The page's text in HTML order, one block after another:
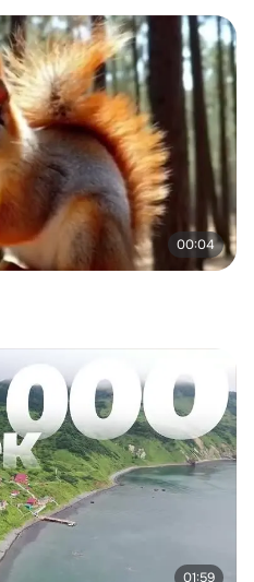
00:04
01:59